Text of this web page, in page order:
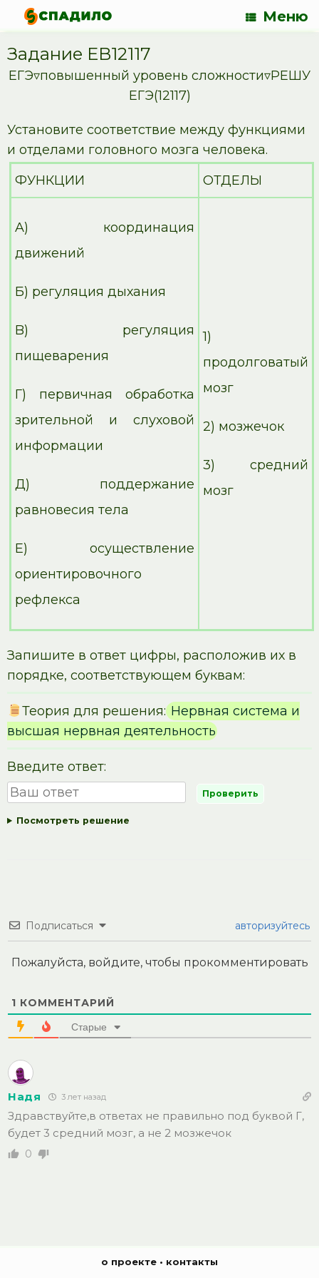
Меню
Задание EB12117
ЕГЭ▿повышенный уровень сложности▿РЕШУ
ЕГЭ(12117)
Установите соответствие между функциями
и отделами головного мозга человека.
ФУНКЦИИ
ОТДЕЛЫ
A) координация
движений
Б) регуляция дыхания
B) регуляция
пищеварения
Г) первичная обработка
зрительной и слуховой
информации
Д) поддержание
равновесия тела
Е) осуществление
ориентировочного
рефлекса
1)
продолговатый
мозг
2) мозжечок
3) средний
мозг
Запишите в ответ цифры, расположив их в
порядке, соответствующем буквам:
Теория для решения:Нервная система и
высшая нервная деятельность
Введите ответ:
Посмотреть решение
Подписаться авторизуйтесь
Пожалуйста, войдите, чтобы прокомментировать
1 КОММЕНТАРИЙ
Старые
Надя 3 лет назад
Здравствуйте,в ответах не правильно под буквой Г,
будет 3 средний мозг, а не 2 мозжечок
0
о проекте • контакты